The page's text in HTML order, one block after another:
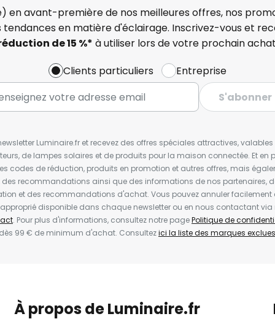
en avant-première de nos meilleures offres, nos
tendances en matière d'éclairage. Inscrivez-vous et
de 15 %* à utiliser lors de votre prochain
Clients particuliers
Entreprise
S'abonner
Luminaire.fr et recevez des offres spéciales attractives,
de lampes solaires et de produits pour la maison connectée. Et en
codes de réduction, produits en promotion et autres offres, mais
des recommandations ainsi que des informations de nos partenaires,
et des recommandations d'achat. Vous pouvez annuler facilement
disponible dans chaque newsletter ou en nous contactant via
. Pour plus d'informations, consultez notre pagePolitique de
99 € de minimum d'achat. Consultezici la liste des marques
À propos de Luminaire.fr